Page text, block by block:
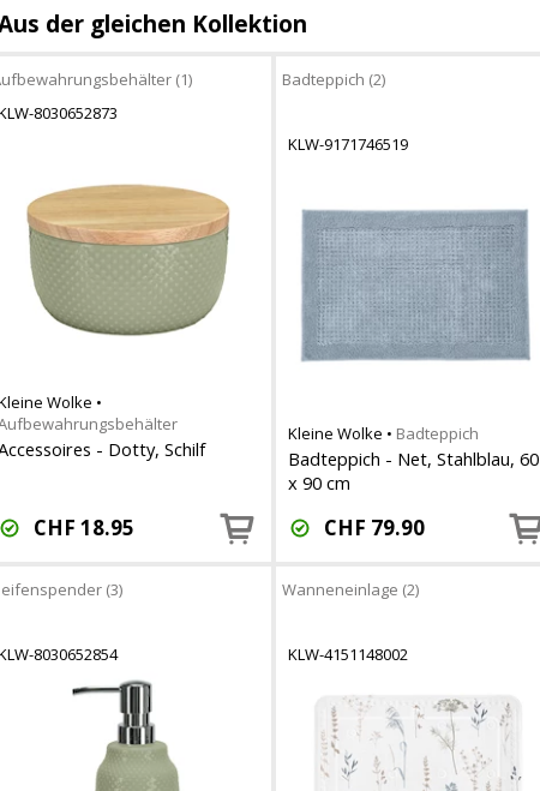
der gleichen Kollektion
(1)
8030652873
Wolke •
- Dotty, Schilf
CHF 18.95
Badteppich (2)
KLW-9171746519
Kleine Wolke • Badteppich
Badteppich - Net, Stahlblau, 60
x 90 cm
CHF 79.90
(3)
8030652854
Wanneneinlage (2)
KLW-4151148002